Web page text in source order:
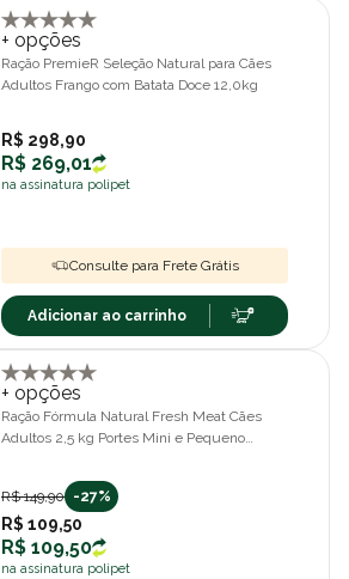
+ opções
Ração PremieR Seleção Natural para Cães
Adultos Frango com Batata Doce 12,0kg
R$ 298,90
R$ 269,01
na assinatura polipet
Consulte para Frete Grátis
Adicionar ao carrinho
+ opções
Ração Fórmula Natural Fresh Meat Cães
Adultos 2,5 kg Portes Mini e Pequeno
R$ 149,90 -27%
R$ 109,50
R$ 109,50
na assinatura polipet